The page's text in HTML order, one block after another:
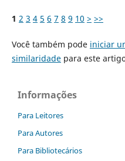
1 2 3 4 5 6 7 8 9 10 > >>
Você também pode iniciar
similaridadepara este
Informações
Para Leitores
Para Autores
Para Bibliotecários